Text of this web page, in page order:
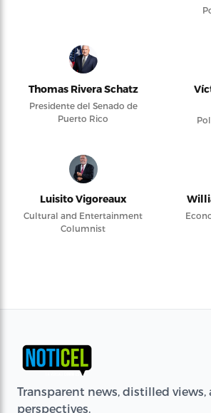
Thomas Rivera Schatz
Presidente del Senado de
Puerto Rico
Luisito Vigoreaux
Cultural and Entertainment
Columnist
Transparent news, distilled views,
perspectives.